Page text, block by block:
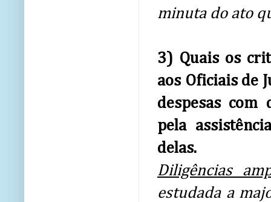
minuta do ato
3) Quais os
aos Oficiais de
despesas com
pela
delas.
Diligências
estudada a